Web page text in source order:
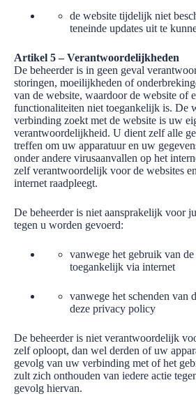
de website tijdelijk niet
teneinde updates uit te
Artikel 5 – Verantwoordelijkheden
De beheerder is in geen geval
storingen, moeilijkheden of
van de website, waardoor de website of
functionaliteiten niet toegankelijk is. De
verbinding zoekt met de website is uw
verantwoordelijkheid. U dient zelf alle
treffen om uw apparatuur en uw
onder andere virusaanvallen op het
zelf verantwoordelijk voor de websites
internet raadpleegt.
De beheerder is niet aansprakelijk voor
tegen u worden gevoerd:
vanwege het gebruik van
toegankelijk via internet
vanwege het schenden van
deze privacy policy
De beheerder is niet verantwoordelijk
zelf oploopt, dan wel derden of uw
gevolg van uw verbinding met of het
zult zich onthouden van iedere actie
gevolg hiervan.